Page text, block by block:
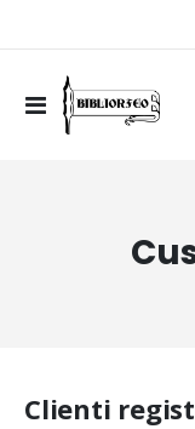
Toggle
Nav
Clienti